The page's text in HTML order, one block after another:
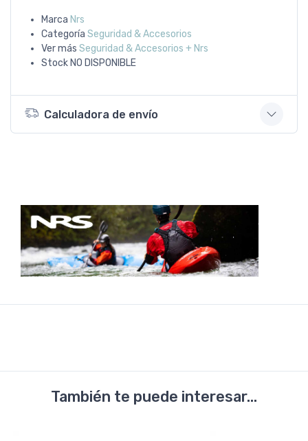
Marca Nrs
Categoría Seguridad & Accesorios
Ver más Seguridad & Accesorios + Nrs
Stock NO DISPONIBLE
Calculadora de envío
También te puede interesar...